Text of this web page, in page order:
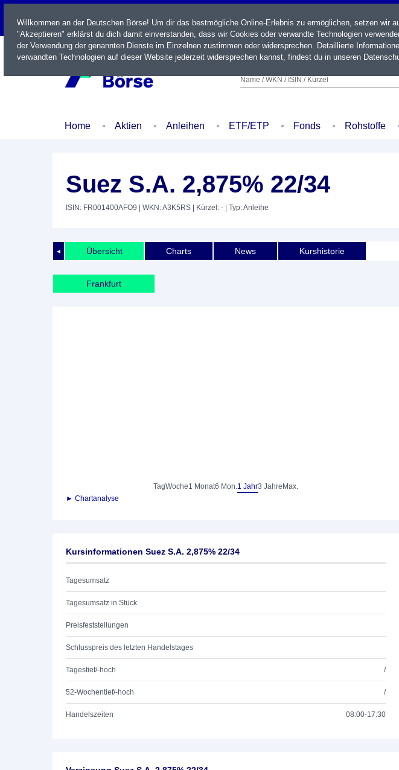
LIVE
Name / WKN / ISIN / Kürzel
Home Aktien Anleihen ETF/ETP Fonds Rohstoffe
Suez S.A. 2,875% 22/34
ISIN: FR001400AFO9 | WKN: A3K5RS | Kürzel: - | Typ: Anleihe
◄ Übersicht Charts News Kurshistorie
Frankfurt
TagWoche1 Monat6 Mon.1 Jahr3 Jahre Max.
► Chartanalyse
Kursinformationen Suez S.A. 2,875% 22/34
Tagesumsatz
Tagesumsatz in Stück
Preisfeststellungen
Schlusspreis des letzten Handelstages
Tagestief/-hoch /
52-Wochentief/-hoch /
Handelszeiten 08:00-17:30
Willkommen an der Deutschen Börse! Um dir das bestmögliche Online-Erlebnis zu ermöglichen, setzen wir
"Akzeptieren" erklärst du dich damit einverstanden, dass wir Cookies oder verwandte Technologien
der Verwendung der genannten Dienste im Einzelnen zustimmen oder widersprechen. Detaillierte
verwandten Technologien auf dieser Website jederzeit widersprechen kannst, findest du in unseren